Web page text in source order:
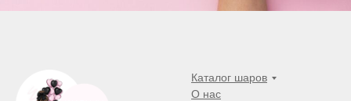
Каталог шаров
О нас